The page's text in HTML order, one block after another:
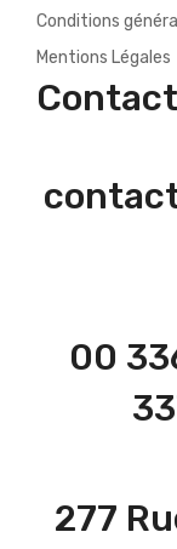
Conditions
Mentions Légales
Contact
00
277